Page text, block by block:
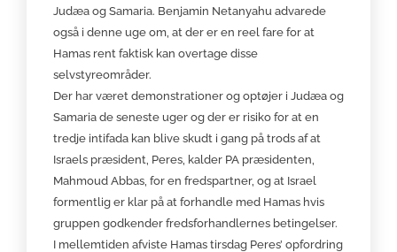
Judæa og Samaria. Benjamin Netanyahu advarede
også i denne uge om, at der er en reel fare for at
Hamas rent faktisk kan overtage disse
selvstyreområder.
Der har været demonstrationer og optøjer i Judæa og
Samaria de seneste uger og der er risiko for at en
tredje intifada kan blive skudt i gang på trods af at
Israels præsident, Peres, kalder PA præsidenten,
Mahmoud Abbas, for en fredspartner, og at Israel
formentlig er klar på at forhandle med Hamas hvis
gruppen godkender fredsforhandlernes betingelser.
I mellemtiden afviste Hamas tirsdag Peres’ opfordring